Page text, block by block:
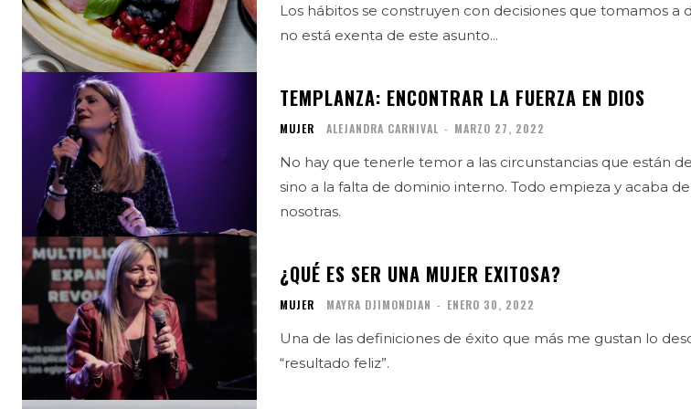
Los hábitos se construyen con decisiones que tomamos a
no está exenta de este asunto...
TEMPLANZA: ENCONTRAR LA FUERZA EN DIOS
MUJER ALEJANDRA CARNIVAL - MARZO 27, 2022
No hay que tenerle temor a las circunstancias que están
sino a la falta de dominio interno. Todo empieza y acaba
nosotras.
¿QUÉ ES SER UNA MUJER EXITOSA?
MUJER MAYRA DJIMONDIAN - ENERO 30, 2022
Una de las definiciones de éxito que más me gustan lo
“resultado feliz”.